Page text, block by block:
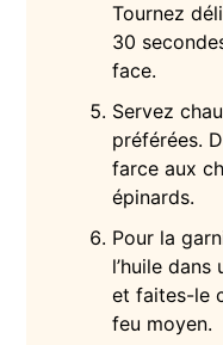
Tournez
30
face.
Servez
préférées.
farce aux
épinards.
Pour la
l’huile dans
et faites-le
feu moyen.